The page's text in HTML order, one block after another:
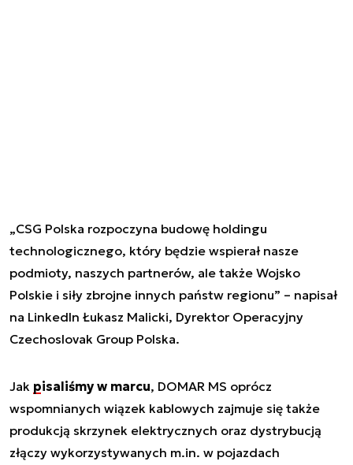
„CSG Polska rozpoczyna budowę holdingu
technologicznego, który będzie wspierał nasze
podmioty, naszych partnerów, ale także Wojsko
Polskie i siły zbrojne innych państw regionu” – napisał
na LinkedIn Łukasz Malicki, Dyrektor Operacyjny
Czechoslovak Group Polska.
Jak pisaliśmy w marcu, DOMAR MS oprócz
wspomnianych wiązek kablowych zajmuje się także
produkcją skrzynek elektrycznych oraz dystrybucją
złączy wykorzystywanych m.in. w pojazdach